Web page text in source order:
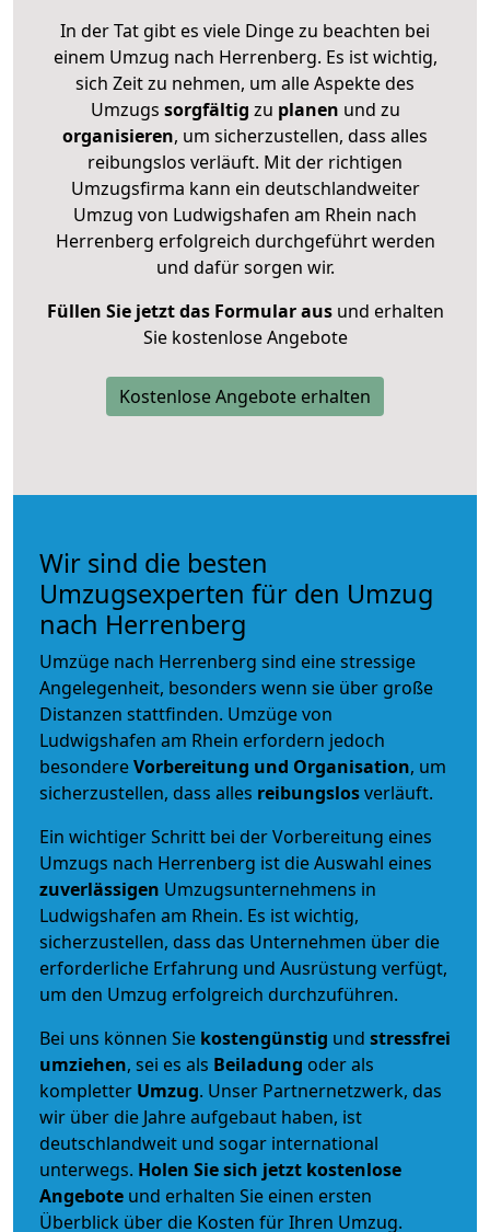
In der Tat gibt es viele Dinge zu beachten bei
einem Umzug nach Herrenberg. Es ist wichtig,
sich Zeit zu nehmen, um alle Aspekte des
Umzugs sorgfältig zu planen und zu
organisieren, um sicherzustellen, dass alles
reibungslos verläuft. Mit der richtigen
Umzugsfirma kann ein deutschlandweiter
Umzug von Ludwigshafen am Rhein nach
Herrenberg erfolgreich durchgeführt werden
und dafür sorgen wir.
Füllen Sie jetzt das Formular ausund erhalten
Sie kostenlose Angebote
Kostenlose Angebote erhalten
Wir sind die besten
Umzugsexperten für den Umzug
nach Herrenberg
Umzüge nach Herrenberg sind eine stressige
Angelegenheit, besonders wenn sie über große
Distanzen stattfinden. Umzüge von
Ludwigshafen am Rhein erfordern jedoch
besondereVorbereitung und Organisation, um
sicherzustellen, dass alles reibungslosverläuft.
Ein wichtiger Schritt bei der Vorbereitung eines
Umzugs nach Herrenberg ist die Auswahl eines
zuverlässigen Umzugsunternehmens in
Ludwigshafen am Rhein. Es ist wichtig,
sicherzustellen, dass das Unternehmen über die
erforderliche Erfahrung und Ausrüstung verfügt,
um den Umzug erfolgreich durchzuführen.
Bei uns können Sie kostengünstig und stressfrei
umziehen, sei es als Beiladung oder als
kompletter Umzug. Unser Partnernetzwerk, das
wir über die Jahre aufgebaut haben, ist
deutschlandweit und sogar international
unterwegs. Holen Sie sich jetzt kostenlose
Angebote und erhalten Sie einen ersten
Überblick über die Kosten für Ihren Umzug.